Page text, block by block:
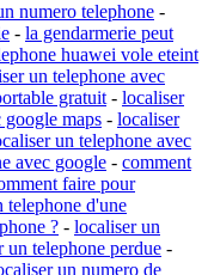
numero telephone -
- la gendarmerie peut
huawei vole eteint
un telephone avec
gratuit - localiser
google maps - localiser
un telephone avec
avec google - comment
faire pour
telephone d'une
? - localiser un
un telephone perdue -
un numero de